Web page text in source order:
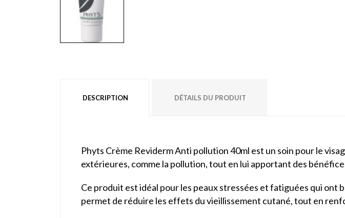
DESCRIPTION DÉTAILS DU PRODUIT
Phyts Crème Reviderm Anti pollution 40ml est un soin pour le
extérieures, comme la pollution, tout en lui apportant des
Ce produit est idéal pour les peaux stressées et fatiguées qui
permet de réduire les effets du vieillissement cutané, tout en